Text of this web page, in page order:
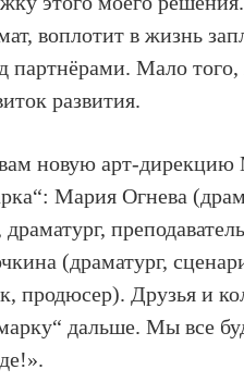
воплотит в жизнь
партнёрами. Мало
развития.
новую арт-
Мария Огнева
(драматург,
продюсер). Друзья и
дальше. Мы все